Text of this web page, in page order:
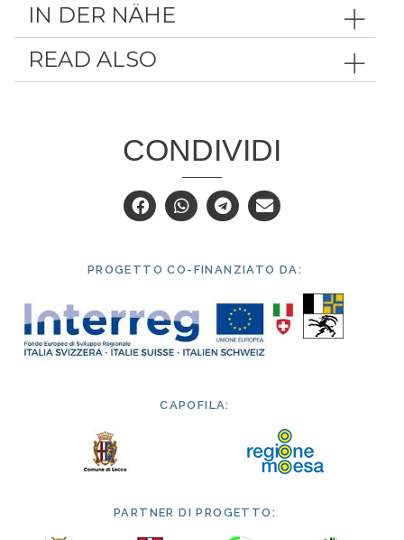
IN DER NÄHE
READ ALSO
CONDIVIDI
PROGETTO CO-FINANZIATO DA:
CAPOFILA:
PARTNER DI PROGETTO: